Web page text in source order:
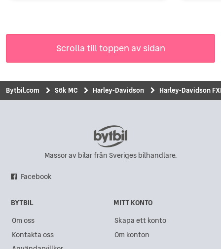
Scrolla till toppen av sidan
Bytbil.com Sök MC Harley-Davidson Harley-Davidson
Massor av bilar från Sveriges bilhandlare.
Facebook
BYTBIL
Om oss
Kontakta oss
MITT KONTO
Skapa ett konto
Om konton